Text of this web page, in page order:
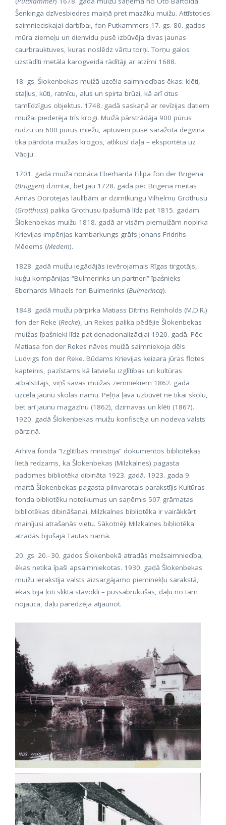
Šenkinga dzīvesbiedres maiņā pret mazāku muižu. Attīstoties
saimnieciskajai darbībai, fon Putkammers 17. gs. 80. gados
mūra ziemeļu un dienvidu pusē izbūvēja divas jaunas
caurbrauktuves, kuras noslēdz vārtu torņi. Torņu galos
uzstādīti metāla karogveida rādītāji ar atzīmi 1688.
18. gs. Šlokenbekas muižā uzcēla saimniecības ēkas: klēti,
staļļus, kūti, ratnīcu, alus un spirta brūzi, kā arī citus
tamlīdzīgus objektus. 1748. gadā saskaņā ar revīzijas datiem
muižai piederēja trīs krogi. Muižā pārstrādāja 900 pūrus
rudzu un 600 pūrus miežu, aptuveni puse saražotā degvīna
tika pārdota muižas krogos, atlikusī daļa – eksportēta uz
Vāciju.
1701. gadā muiža nonāca Eberharda Filipa fon der Brigena
(Brüggen) dzimtai, bet jau 1728. gadā pēc Brigena meitas
Annas Dorotejas laulībām ar dzimtkungu Vilhelmu Grothusu
(Grotthuss) palika Grothusu īpašumā līdz pat 1815. gadam.
Šlokenbekas muižu 1818. gadā ar visām piemuižām nopirka
Krievijas impērijas kambarkungs grāfs Johans Fridrihs
Mēdems (Medem).
1828. gadā muižu iegādājās ievērojamais Rīgas tirgotājs,
kuģu kompānijas “Bulmerinks un partneri” īpašnieks
Eberhards Mihaels fon Bulmerinks (Bulmerincq).
1848. gadā muižu pārpirka Matiass Dītrihs Reinholds (M.D.R.)
fon der Reke (Recke), un Rekes palika pēdējie Šlokenbekas
muižas īpašnieki līdz pat denacionalizācijai 1920. gadā. Pēc
Matiasa fon der Rekes nāves muižā saimniekoja dēls
Ludvigs fon der Reke. Būdams Krievijas ķeizara jūras flotes
kapteinis, pazīstams kā latviešu izglītības un kultūras
atbalstītājs, viņš savas muižas zemniekiem 1862. gadā
uzcēla jaunu skolas namu. Peļņa ļāva uzbūvēt ne tikai skolu,
bet arī jaunu magazīnu (1862), dzirnavas un klēti (1867).
1920. gadā Šlokenbekas muižu konfiscēja un nodeva valsts
pārziņā.
Arhīva fonda “Izglītības ministrija” dokumentos bibliotēkas
lietā redzams, ka Šlokenbekas (Milzkalnes) pagasta
padomes bibliotēka dibināta 1923. gadā. 1923. gada 9.
martā Šlokenbekas pagasta pilnvarotais parakstījis Kultūras
fonda bibliotēku noteikumus un saņēmis 507 grāmatas
bibliotēkas dibināšanai. Milzkalnes bibliotēka ir vairākkārt
mainījusi atrašanās vietu. Sākotnēji Milzkalnes bibliotēka
atradās bijušajā Tautas namā.
20. gs. 20.–30. gados Šlokenbekā atradās mežsaimniecība,
ēkas netika īpaši apsaimniekotas. 1930. gadā Šlokenbekas
muižu ierakstīja valsts aizsargājamo pieminekļu sarakstā,
ēkas bija ļoti sliktā stāvoklī – pussabrukušas, daļu no tām
nojauca, daļu paredzēja atjaunot.